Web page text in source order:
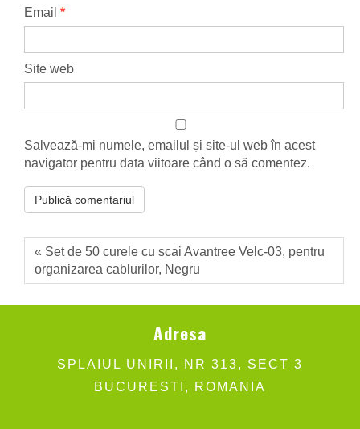
Email *
Site web
Salvează-mi numele, emailul și site-ul web în acest
navigator pentru data viitoare când o să comentez.
« Set de 50 curele cu scai Avantree Velc-03, pentru
organizarea cablurilor, Negru
Adresa
SPLAIUL UNIRII, NR 313, SECT 3
BUCURESTI, ROMANIA